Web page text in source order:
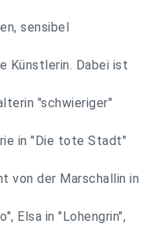
sensibel
Künstlerin. Dabei ist
"schwieriger"
in "Die tote Stadt"
von der Marschallin in
Elsa in "Lohengrin",